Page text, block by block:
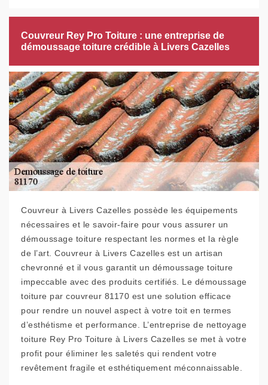
Couvreur Rey Pro Toiture : une entreprise de
démoussage toiture crédible à Livers Cazelles
Couvreur à Livers Cazelles possède les équipements
nécessaires et le savoir-faire pour vous assurer un
démoussage toiture respectant les normes et la règle
de l’art. Couvreur à Livers Cazelles est un artisan
chevronné et il vous garantit un démoussage toiture
impeccable avec des produits certifiés. Le démoussage
toiture par couvreur 81170 est une solution efficace
pour rendre un nouvel aspect à votre toit en termes
d’esthétisme et performance. L’entreprise de nettoyage
toiture Rey Pro Toiture à Livers Cazelles se met à votre
profit pour éliminer les saletés qui rendent votre
revêtement fragile et esthétiquement méconnaissable.